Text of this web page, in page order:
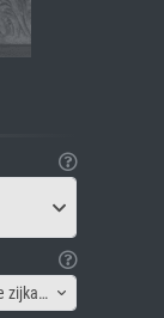
Canvas lijst - Afbeelding gespiegeld aan de zijkant